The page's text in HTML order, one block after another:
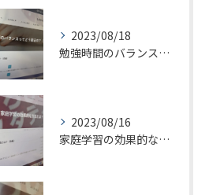
2023/08/18
勉強時間のバランスってどう取るの？（前編）
2023/08/16
家庭学習の効果的な方法とは？（後編）